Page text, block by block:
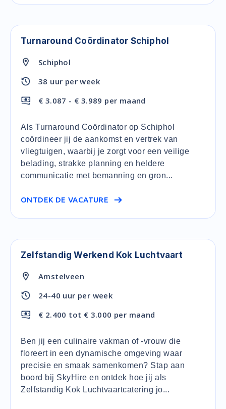
Turnaround Coördinator Schiphol
Schiphol
38 uur per week
€ 3.087 - € 3.989 per maand
Als Turnaround Coördinator op Schiphol
coördineer jij de aankomst en vertrek van
vliegtuigen, waarbij je zorgt voor een veilige
belading, strakke planning en heldere
communicatie met bemanning en gron...
ONTDEK DE VACATURE
Zelfstandig Werkend Kok Luchtvaart
Amstelveen
24-40 uur per week
€ 2.400 tot € 3.000 per maand
Ben jij een culinaire vakman of -vrouw die
floreert in een dynamische omgeving waar
precisie en smaak samenkomen? Stap aan
boord bij SkyHire en ontdek hoe jij als
Zelfstandig Kok Luchtvaartcatering jo...